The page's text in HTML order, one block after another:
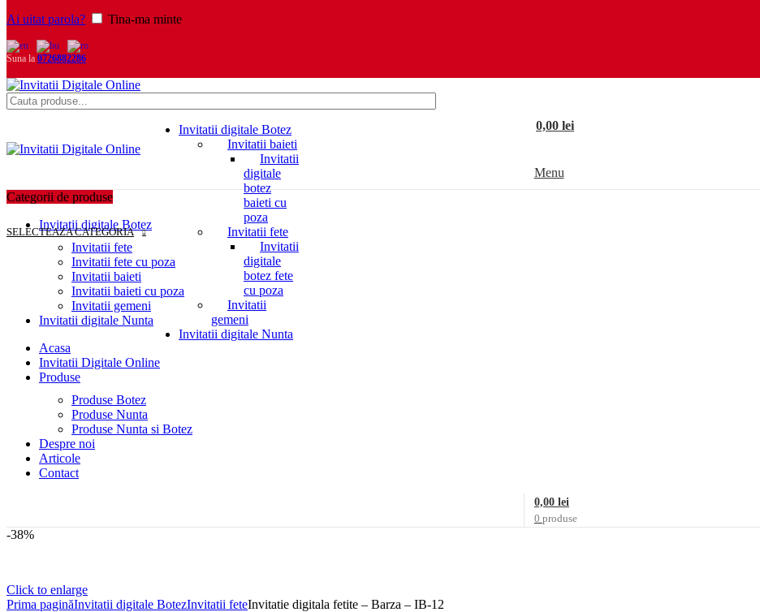
Ai uitat parola? Tina-ma minte
Suna la 0726882286
SELECTEAZA CATEGORIA
Invitatii digitale Botez
Invitatii baieti
Invitatii
digitale
botez
baieti cu
poza
Invitatii fete
Invitatii
digitale
botez fete
cu poza
Invitatii
gemeni
Invitatii digitale Nunta
0,00 lei
Menu
Categorii de produse
Invitatii digitale Botez
Invitatii fete
Invitatii fete cu poza
Invitatii baieti
Invitatii baieti cu poza
Invitatii gemeni
Invitatii digitale Nunta
Acasa
Invitatii Digitale Online
Produse
Produse Botez
Produse Nunta
Produse Nunta si Botez
Despre noi
Articole
Contact
0 produse
0,00 lei
-38%
Click to enlarge
Prima paginăInvitatii digitale BotezInvitatii feteInvitatie digitala fetite – Barza – IB-12